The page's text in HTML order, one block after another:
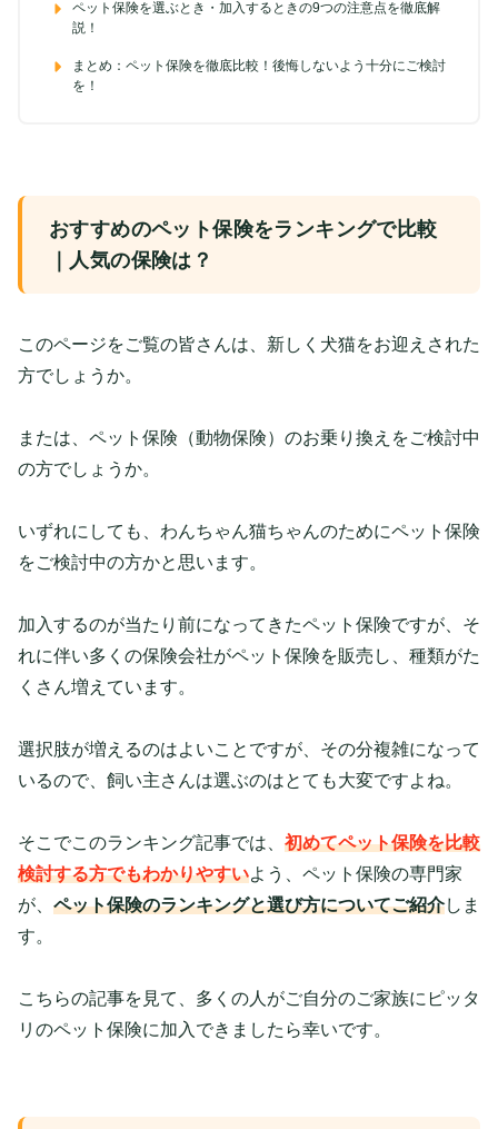
ペット保険を選ぶとき・加入するときの9つの注意点を徹底解
説！
まとめ：ペット保険を徹底比較！後悔しないよう十分にご検討
を！
おすすめのペット保険をランキングで比較
｜人気の保険は？
このページをご覧の皆さんは、新しく犬猫をお迎えされた
方でしょうか。
または、ペット保険（動物保険）のお乗り換えをご検討中
の方でしょうか。
いずれにしても、わんちゃん猫ちゃんのためにペット保険
をご検討中の方かと思います。
加入するのが当たり前になってきたペット保険ですが、そ
れに伴い多くの保険会社がペット保険を販売し、種類がた
くさん増えています。
選択肢が増えるのはよいことですが、その分複雑になって
いるので、飼い主さんは選ぶのはとても大変ですよね。
そこでこのランキング記事では、 初めてペット保険を比較
検討する方でもわかりやすいよう、ペット保険の専門家
が、 ペット保険のランキングと選び方についてご紹介しま
す。
こちらの記事を見て、多くの人がご自分のご家族にピッタ
リのペット保険に加入できましたら幸いです。